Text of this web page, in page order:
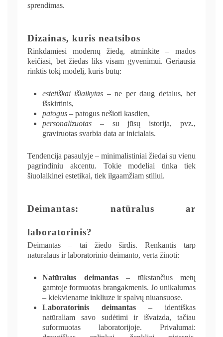
sprendimas.
Dizainas, kuris neatsibos
Rinkdamiesi modernų žiedą, atminkite – mados
keičiasi, bet žiedas liks visam gyvenimui. Geriausia
rinktis tokį modelį, kuris būtų:
estetiškai išlaikytas – ne per daug detalus, bet
išskirtinis,
patogus – patogus nešioti kasdien,
personalizuotas – su jūsų istorija, pvz.,
graviruotas svarbia data ar inicialais.
Tendencija pasaulyje – minimalistiniai žiedai su vienu
pagrindiniu akcentu. Tokie modeliai tinka tiek
šiuolaikinei estetikai, tiek ilgaamžiam stiliui.
Deimantas: natūralus ar
laboratorinis?
Deimantas – tai žiedo širdis. Renkantis tarp
natūralaus ir laboratorinio deimanto, verta žinoti:
Natūralus deimantas– tūkstančius metų
gamtoje formuotas brangakmenis. Jo unikalumas
– kiekviename inkliuze ir spalvų niuansuose.
Laboratorinis deimantas – identiškas
natūraliam savo sudėtimi ir išvaizda, tačiau
suformuotas laboratorijoje. Privalumai: